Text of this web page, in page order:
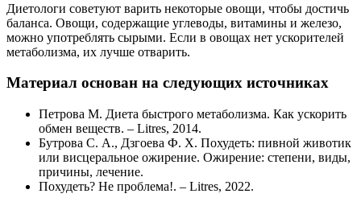
Диетологи советуют варить некоторые овощи, чтобы достичь
баланса. Овощи, содержащие углеводы, витамины и железо,
можно употреблять сырыми. Если в овощах нет ускорителей
метаболизма, их лучше отварить.
Материал основан на следующих источниках
Петрова М. Диета быстрого метаболизма. Как ускорить
обмен веществ. – Litres, 2014.
Бутрова С. А., Дзгоева Ф. Х. Похудеть: пивной животик
или висцеральное ожирение. Ожирение: степени, виды,
причины, лечение.
Похудеть? Не проблема!. – Litres, 2022.